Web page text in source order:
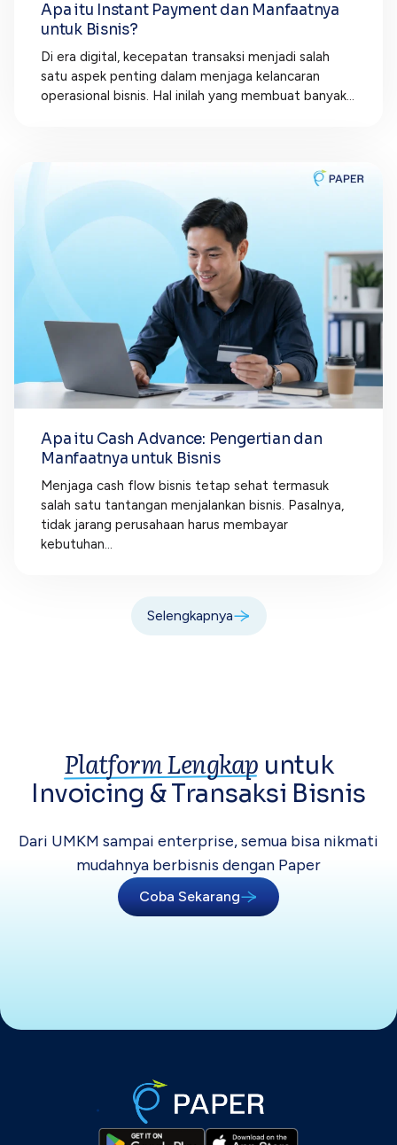
Apa itu Instant Payment dan Manfaatnya
untuk Bisnis?
Di era digital, kecepatan transaksi menjadi salah
satu aspek penting dalam menjaga kelancaran
operasional bisnis. Hal inilah yang membuat banyak...
Apa itu Cash Advance: Pengertian dan
Manfaatnya untuk Bisnis
Menjaga cash flow bisnis tetap sehat termasuk
salah satu tantangan menjalankan bisnis. Pasalnya,
tidak jarang perusahaan harus membayar
kebutuhan...
Selengkapnya
Platform Lengkap untuk
Invoicing &Transaksi Bisnis
Dari UMKM sampai enterprise, semua bisa nikmati
mudahnya berbisnis dengan Paper
Coba Sekarang